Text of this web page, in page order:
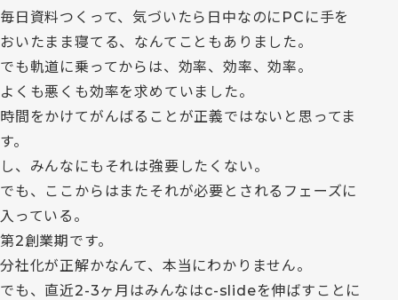
毎日資料つくって、気づいたら日中なのにPCに手を
おいたまま寝てる、なんてこともありました。
でも軌道に乗ってからは、効率、効率、効率。
よくも悪くも効率を求めていました。
時間をかけてがんばることが正義ではないと思ってま
す。
し、みんなにもそれは強要したくない。
でも、ここからはまたそれが必要とされるフェーズに
入っている。
第2創業期です。
分社化が正解かなんて、本当にわかりません。
でも、直近2-3ヶ月はみんなはc-slideを伸ばすことに